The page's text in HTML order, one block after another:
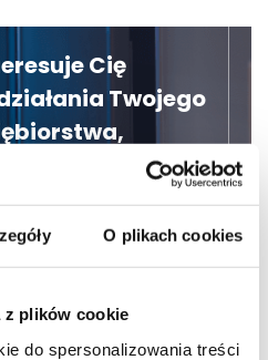
O plikach cookies
z plików cookie
do spersonalizowania treści
Cię
Twojego
żeby uzyskać więcej
się więcej